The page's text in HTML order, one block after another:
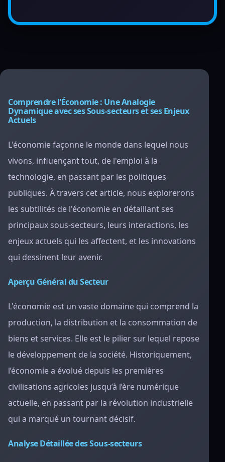
Comprendre l'Économie : Une Analogie
Dynamique avec ses Sous-secteurs et ses Enjeux
Actuels
L'économie façonne le monde dans lequel nous
vivons, influençant tout, de l'emploi à la
technologie, en passant par les politiques
publiques. À travers cet article, nous explorerons
les subtilités de l'économie en détaillant ses
principaux sous-secteurs, leurs interactions, les
enjeux actuels qui les affectent, et les innovations
qui dessinent leur avenir.
Aperçu Général du Secteur
L'économie est un vaste domaine qui comprend la
production, la distribution et la consommation de
biens et services. Elle est le pilier sur lequel repose
le développement de la société. Historiquement,
l’économie a évolué depuis les premières
civilisations agricoles jusqu’à l’ère numérique
actuelle, en passant par la révolution industrielle
qui a marqué un tournant décisif.
Analyse Détaillée des Sous-secteurs